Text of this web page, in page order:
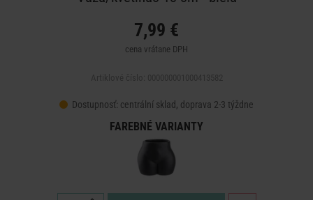
7,99 €
cena vrátane DPH
Dostupnosť: centrální sklad, doprava 2-3 týždne
FAREBNÉ VARIANTY